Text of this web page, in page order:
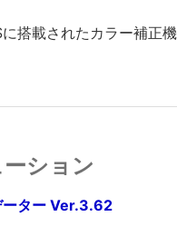
搭載されたカラー補正
ション
ター Ver.3.62